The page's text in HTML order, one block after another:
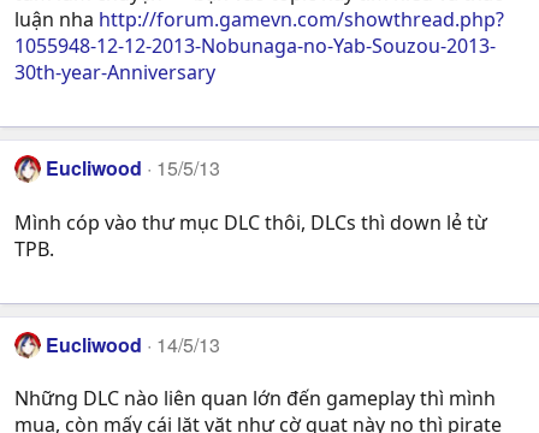
luận nha http://forum.gamevn.com/showthread.php?
1055948-12-12-2013-Nobunaga-no-Yab-Souzou-2013-
30th-year-Anniversary
Eucliwood 15/5/13
Mình cóp vào thư mục DLC thôi, DLCs thì down lẻ từ
TPB.
Eucliwood 14/5/13
Những DLC nào liên quan lớn đến gameplay thì mình
mua, còn mấy cái lặt vặt như cờ quạt này nọ thì pirate